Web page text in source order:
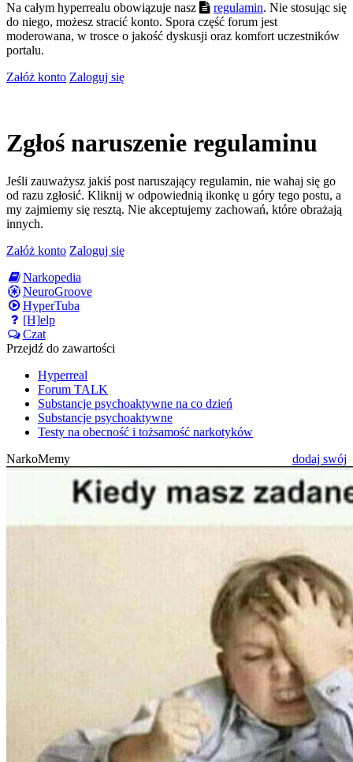
Na całym hyperrealu obowiązuje nasz regulamin. Nie stosując się
do niego, możesz stracić konto. Spora część forum jest
moderowana, w trosce o jakość dyskusji oraz komfort uczestników
portalu.
Załóż konto Zaloguj się
Zgłoś naruszenie regulaminu
Jeśli zauważysz jakiś post naruszający regulamin, nie wahaj się go
od razu zgłosić. Kliknij w odpowiednią ikonkę u góry tego postu, a
my zajmiemy się resztą. Nie akceptujemy zachowań, które obrażają
innych.
Załóż konto Zaloguj się
Narkopedia
NeuroGroove
HyperTuba
[H]elp
Czat
Przejdź do zawartości
Hyperreal
Forum TALK
Substancje psychoaktywne na co dzień
Substancje psychoaktywne
Testy na obecność i tożsamość narkotyków
NarkoMemy
dodaj swój